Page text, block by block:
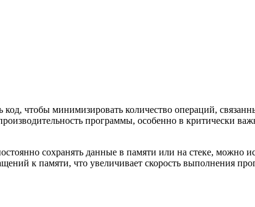
чтобы минимизировать количество операций,
программы, особенно в критически
сохранять данные в памяти или на стеке, можно
к памяти, что увеличивает скорость выполнения